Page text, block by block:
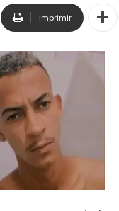
Imprimir